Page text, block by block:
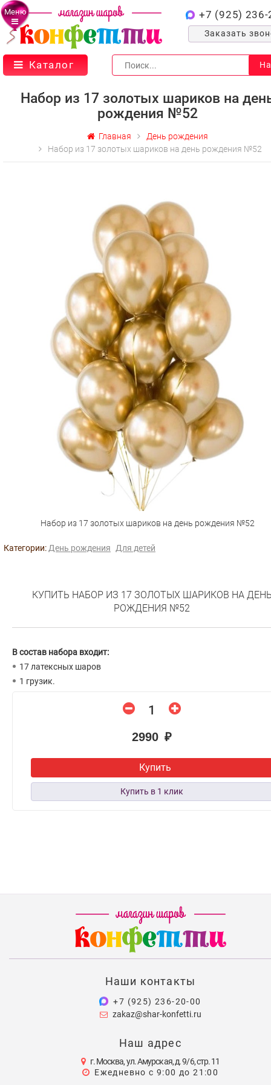
Меню +7 (925) 236-
Заказать
Каталог
Набор из 17 золотых шариков на
рождения №52
Главная
День рождения
Набор из 17 золотых шариков на день рождения №52
Набор из 17 золотых шариков на день рождения №52
Категории:День рождения Для детей
КУПИТЬ НАБОР ИЗ 17 ЗОЛОТЫХ ШАРИКОВ НА
РОЖДЕНИЯ №52
В состав набора входит:
17 латексных шаров
1 грузик.
2990 ₽
Купить
Наши контакты
+7 (925) 236-20-00
zakaz@shar-konfetti.ru
Наш адрес
г. Москва, ул. Амурская, д. 9/6, стр. 11
Ежедневно с 9:00 до 21:00